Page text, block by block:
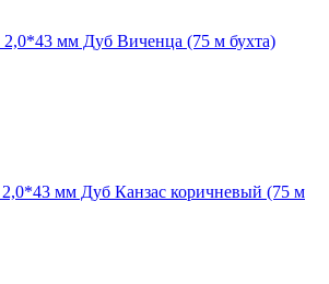
мм Дуб Виченца (75 м бухта)
мм Дуб Канзас коричневый (75 м